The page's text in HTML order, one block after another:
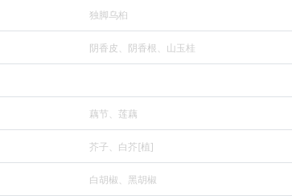
独脚乌桕
阴香皮、阴香根、山玉桂
藕节、莲藕
芥子、白芥[植]
白胡椒、黑胡椒